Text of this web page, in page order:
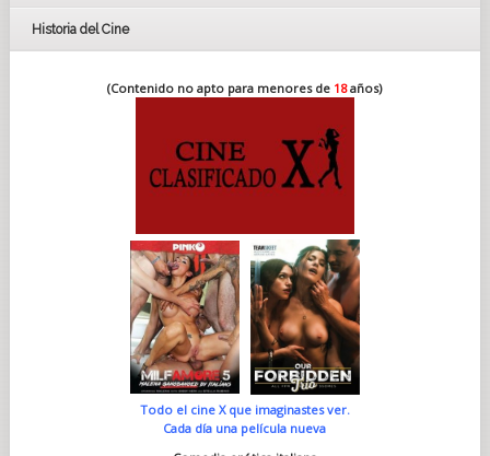
Historia del Cine
(Contenido no apto para menores de 18años)
Todo el cine X que imaginastes ver.
Cada día una película nueva